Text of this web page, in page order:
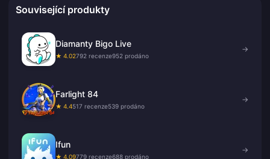
Související produkty
Diamanty Bigo Live
★ 4.02792 recenze952 prodáno
→
Farlight 84
★ 4.4517 recenze539 prodáno
→
Ifun
★ 4.09779 recenze688 prodáno
→